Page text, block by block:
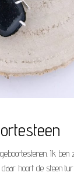
Ik ben
hoort de steen